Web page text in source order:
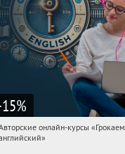
%
03:20:05 Получили:
онлайн-курсы «Грокаем